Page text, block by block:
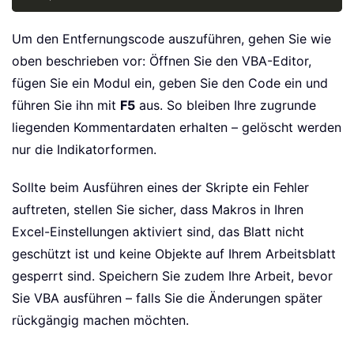
Um den Entfernungscode auszuführen, gehen Sie wie
oben beschrieben vor: Öffnen Sie den VBA-Editor,
fügen Sie ein Modul ein, geben Sie den Code ein und
führen Sie ihn mit F5 aus. So bleiben Ihre zugrunde
liegenden Kommentardaten erhalten – gelöscht werden
nur die Indikatorformen.
Sollte beim Ausführen eines der Skripte ein Fehler
auftreten, stellen Sie sicher, dass Makros in Ihren
Excel-Einstellungen aktiviert sind, das Blatt nicht
geschützt ist und keine Objekte auf Ihrem Arbeitsblatt
gesperrt sind. Speichern Sie zudem Ihre Arbeit, bevor
Sie VBA ausführen – falls Sie die Änderungen später
rückgängig machen möchten.